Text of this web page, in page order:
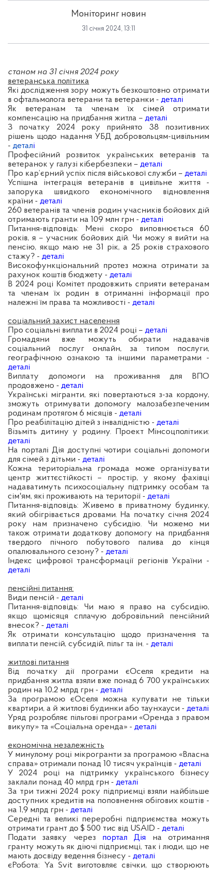
Моніторинг новин
31 січня 2024, 13:11
станом на 31 січня 2024 року
ветеранська політика
Які дослідження зору можуть безкоштовно отримати
в офтальмолога ветерани та ветеранки - деталі
Як ветеранам та членам їх сімей отримати
компенсацію на придбання житла – деталі
З початку 2024 року прийнято 38 позитивних
рішень щодо надання УБД добровольцям-цивільним
- деталі
Професійний розвиток українських ветеранів та
ветеранок у галузі кібербезпеки – деталі
Про кар’єрний успіх після військової служби – деталі
Успішна інтеграція ветеранів в цивільне життя -
запорука швидкого економічного відновлення
країни - деталі
260 ветеранів та членів родин учасників бойових дій
отримають гранти на 109 млн грн - деталі
Питання-відповідь: Мені скоро виповнюється 60
років, я – учасник бойових дій. Чи можу я вийти на
пенсію, якщо маю не 31 рік, а 25 років страхового
стажу? - деталі
Високофункціональний протез можна отримати за
рахунок коштів бюджету - деталі
В 2024 році Комітет продовжить сприяти ветеранам
та членам їх родин в отриманні інформації про
належні їм права та можливості - деталі
соціальний захист населення
Про соціальні виплати в 2024 році – деталі
Громадяни вже можуть обирати надавачів
соціальний послуг онлайн, за типом послуги,
географічною ознакою та іншими параметрами -
деталі
Виплату допомоги на проживання для ВПО
продовжено - деталі
Українські мігранти, які повертаються з-за кордону,
зможуть отримувати допомогу малозабезпеченим
родинам протягом 6 місяців - деталі
Про реабілітацію дітей з інвалідністю - деталі
Візьміть дитину у родину. Проект Мінсоцполітики:
деталі
На порталі Дія доступні чотири соціальні допомоги
для сімей з дітьми - деталі
Кожна територіальна громада може організувати
центр життєстійкості – простір, у якому фахівці
надаватимуть психосоціальну підтримку особам та
сім'ям, які проживають на території - деталі
Питання-відповідь: Живемо в приватному будинку,
який обігрівається дровами. На початку січня 2024
року нам призначено субсидію. Чи можемо ми
також отримати додаткову допомогу на придбання
твердого пічного побутового палива до кінця
опалювального сезону? - деталі
Індекс цифрової трансформації регіонів України -
деталі
пенсійні питання:
Види пенсій - деталі
Питання-відповідь: Чи маю я право на субсидію,
якщо щомісяця сплачую добровільний пенсійний
внесок? - деталі
Як отримати консультацію щодо призначення та
виплати пенсій, субсидій, пільг та ін. - деталі
житлові питання
Від початку дії програми єОселя кредити на
придбання житла взяли вже понад 6 700 українських
родин на 10,2 млрд грн - деталі
За програмою єОселя можна купувати не тільки
квартири, а й житлові будинки або таунхауси - деталі
Уряд розробляє пільгові програми «Оренда з правом
викупу» та «Соціальна оренда» - деталі
економічна незалежність
У минулому році мікрогранти за програмою «Власна
справа» отримали понад 10 тисяч українців - деталі
У 2024 році на підтримку українського бізнесу
заклали понад 40 млрд грн - деталі
За три тижні 2024 року підприємці взяли найбільше
доступних кредитів на поповнення обігових коштів -
на 1,9 млрд грн - деталі
Середні та великі переробні підприємства можуть
отримати грант до $ 500 тис від USAID - деталі
Подати заявку через портал Дія на отримання
гранту можуть як діючі підприємці, так і люди, що не
мають досвіду ведення бізнесу - деталі
єРобота: Ya Svit виготовляє свічки, що створюють